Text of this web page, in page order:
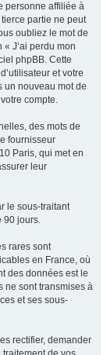
personne affiliée à
partie ne peut
oubliez le mot de
J’ai perdu mon
phpBB. Cette
et votre
un nouveau mot de
compte.
des mots de
fournisseur
Paris, qui met en
leur
le sous-traitant
90 jours.
rares sont
en France, où
des données est le
ne sont transmises à
et ses sous-
rectifier, demander